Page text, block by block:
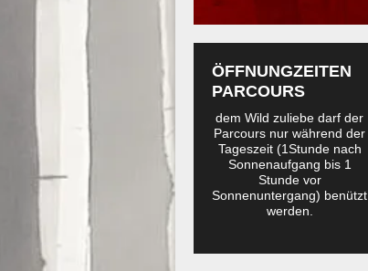
ÖFFNUNGZEITEN
PARCOURS
dem Wild zuliebe darf der
Parcours nur während der
Tageszeit (1Stunde nach
Sonnenaufgang bis 1
Stunde vor
Sonnenuntergang) benützt
werden.